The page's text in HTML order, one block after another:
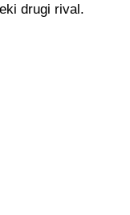
drugi rival.